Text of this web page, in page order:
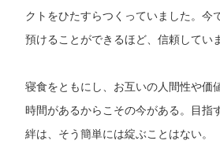
クトをひたすらつくっていました。今
預けることができるほど、信頼してい
寝食をともにし、お互いの人間性や価
時間があるからこその今がある。目指
絆は、そう簡単には綻ぶことはない。